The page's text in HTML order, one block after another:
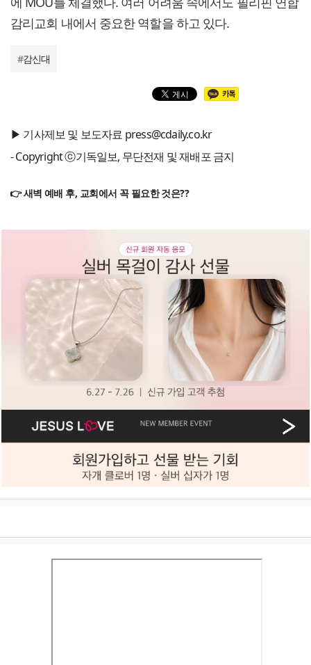
감리교회 내에서 중요한 역할을 하고 있다.
#감신대
▶ 기사제보 및 보도자료 press@cdaily.co.kr
- Copyright ⓒ기독일보, 무단전재 및 재배포 금지
👉 새벽 예배 후, 교회에서 꼭 필요한 것은??